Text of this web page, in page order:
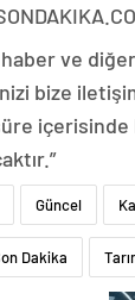
haber ve
bize
Güncel
Dakika